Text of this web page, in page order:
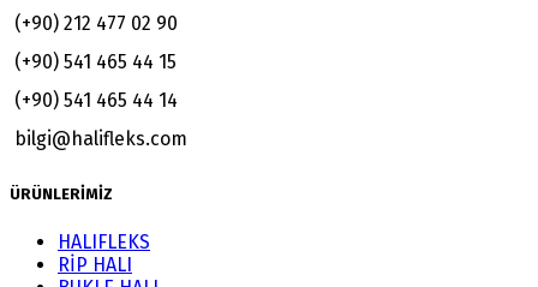
(+90) 212 477 02 90
(+90) 541 465 44 15
(+90) 541 465 44 14
bilgi@halifleks.com
ÜRÜNLERİMİZ
HALIFLEKS
RİP HALI